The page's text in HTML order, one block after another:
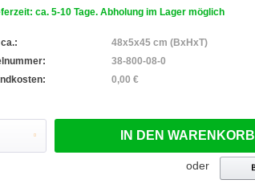
ca. 5-10 Tage. Abholung im Lager möglich
48x5x45 cm (BxHxT)
38-800-08-0
0,00 €
IN DEN WARENKORB
oder